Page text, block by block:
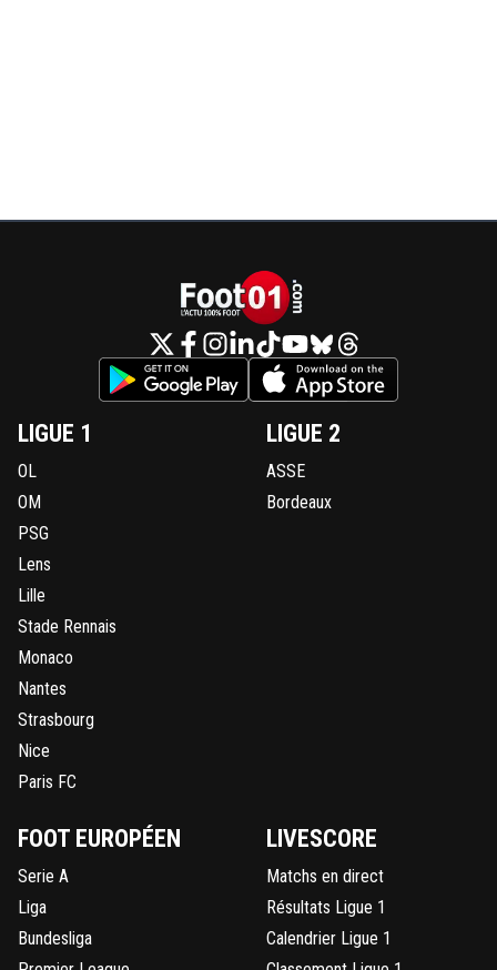
LIGUE 1
OL
OM
PSG
Lens
Lille
Stade Rennais
Monaco
Nantes
Strasbourg
Nice
Paris FC
LIGUE 2
ASSE
Bordeaux
FOOT EUROPÉEN
Serie A
Liga
Bundesliga
LIVESCORE
Matchs en direct
Résultats Ligue 1
Calendrier Ligue 1